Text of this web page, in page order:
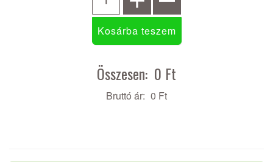
Összesen: 0 Ft
Bruttó ár: 0 Ft